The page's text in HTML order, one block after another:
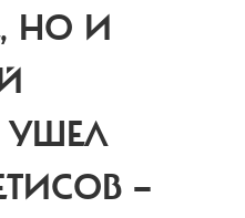
НО И
УШЕЛ
—